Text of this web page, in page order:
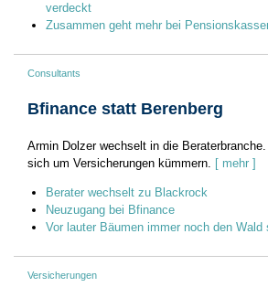
verdeckt
Zusammen geht mehr bei
Consultants
Bfinance statt Berenberg
Armin Dolzer wechselt in die
sich um Versicherungen kümmern. [ mehr ]
Berater wechselt zu Blackrock
Neuzugang bei Bfinance
Vor lauter Bäumen immer noch den Wald
Versicherungen